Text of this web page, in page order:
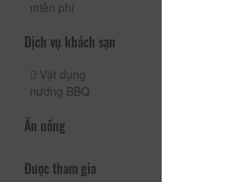
miễn phí
Dịch vụ khách sạn
Vật dụng
nướng BBQ
Ăn uống
Được tham gia